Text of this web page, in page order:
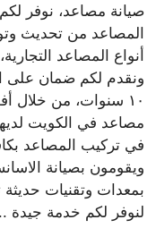
صيانة مصاعد، نوفر
المصاعد من تحديث
أنواع المصاعد
ونقدم لكم ضمان على
١٠ سنوات، من خلال
مصاعد في الكويت
في تركيب المصاعد
ويقومون بصيانة
بمعدات وتقنيات
لنوفر لكم خدمة جيدة